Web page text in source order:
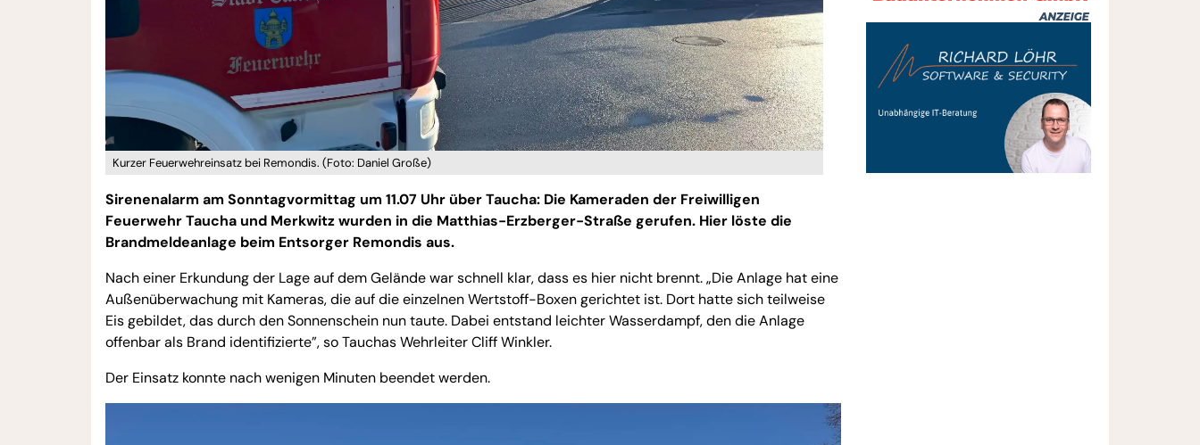
Kurzer Feuerwehreinsatz bei Remondis. (Foto: Daniel Große)
Sirenenalarm am Sonntagvormittag um 11.07 Uhr über Taucha: Die Kameraden der Freiwilligen
Feuerwehr Taucha und Merkwitz wurden in die Matthias-Erzberger-Straße gerufen. Hier löste die
Brandmeldeanlage beim Entsorger Remondis aus.
Nach einer Erkundung der Lage auf dem Gelände war schnell klar, dass es hier nicht brennt. „Die Anlage hat eine
Außenüberwachung mit Kameras, die auf die einzelnen Wertstoff-Boxen gerichtet ist. Dort hatte sich teilweise
Eis gebildet, das durch den Sonnenschein nun taute. Dabei entstand leichter Wasserdampf, den die Anlage
offenbar als Brand identifizierte”, so Tauchas Wehrleiter Cliff Winkler.
Der Einsatz konnte nach wenigen Minuten beendet werden.